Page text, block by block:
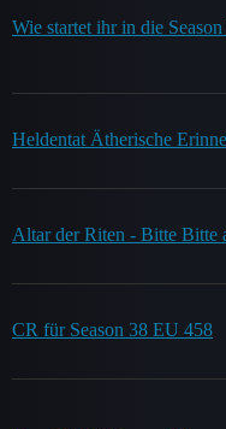
Wie startet ihr in die
Heldentat Ätherische
Altar der Riten - Bitte Bitte
CR für Season 38 EU 458